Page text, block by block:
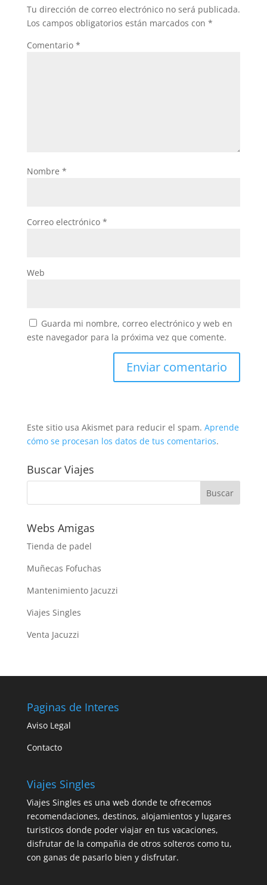
Tu dirección de correo electrónico no será publicada.
Los campos obligatorios están marcados con *
Comentario *
Nombre *
Correo electrónico *
Web
Guarda mi nombre, correo electrónico y web en
este navegador para la próxima vez que comente.
Este sitio usa Akismet para reducir el spam. Aprende
cómo se procesan los datos de tus comentarios.
Buscar Viajes
Webs Amigas
Tienda de padel
Muñecas Fofuchas
Mantenimiento Jacuzzi
Viajes Singles
Venta Jacuzzi
Paginas de Interes
Aviso Legal
Contacto
Viajes Singles
Viajes Singles es una web donde te ofrecemos
recomendaciones, destinos, alojamientos y lugares
turisticos donde poder viajar en tus vacaciones,
disfrutar de la compañia de otros solteros como tu,
con ganas de pasarlo bien y disfrutar.